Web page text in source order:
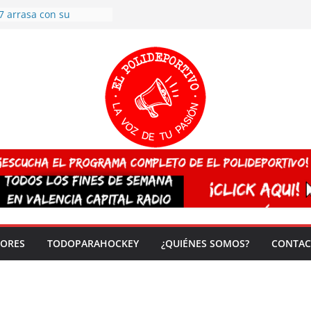
arrasa con su
España sub20
del mundo
vez!
TODOPARAHOCKEY ¿QUIÉNES SOMOS?